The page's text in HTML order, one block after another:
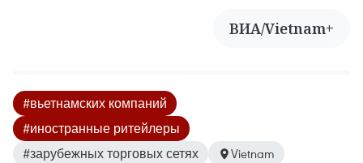
ВИА/Vietnam+
#вьетнамских компаний
#иностранные ритейлеры
#зарубежных торговых сетях
Vietnam